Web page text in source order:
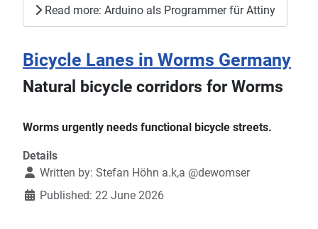
Read more: Arduino als Programmer für Attiny
Bicycle Lanes in Worms Germany
Natural bicycle corridors for Worms
Worms urgently needs functional bicycle streets.
Details
Written by: Stefan Höhn a.k,a @dewomser
Published: 22 June 2026